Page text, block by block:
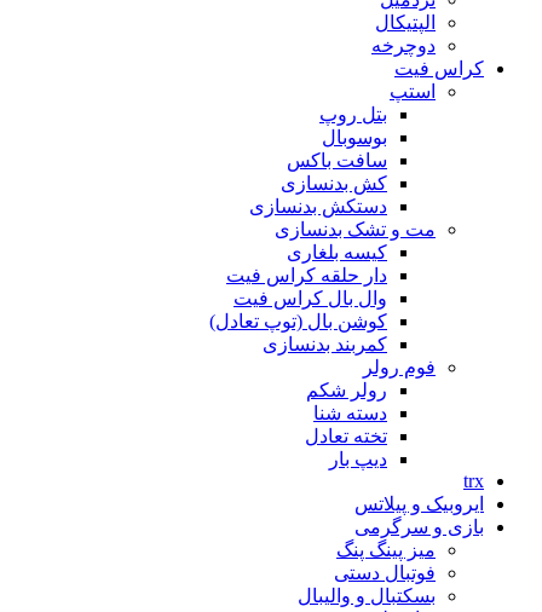
الپتیکال
دوچرخه
کراس فیت
استپ
بتل روپ
بوسوبال
سافت باکس
کش بدنسازی
دستکش بدنسازی
مت و تشک بدنسازی
کیسه بلغاری
دار حلقه کراس فیت
وال بال کراس فیت
کوشن بال (توپ تعادل)
کمربند بدنسازی
فوم رولر
رولر شکم
دسته شنا
تخته تعادل
دیپ بار
trx
ایروبیک و پیلاتس
بازی و سرگرمی
میز پینگ پنگ
فوتبال دستی
بسکتبال و والیبال